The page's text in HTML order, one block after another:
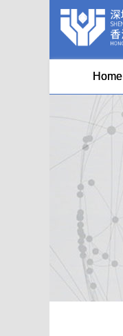
Home